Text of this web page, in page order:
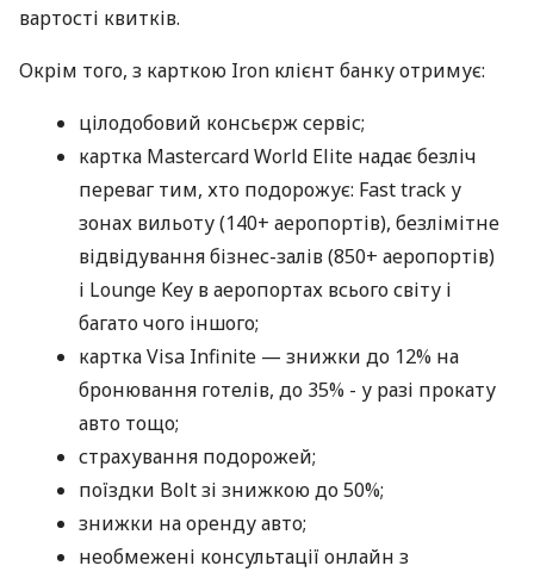
вартості квитків.
Окрім того, з карткою Iron клієнт банку отримує:
цілодобовий консьєрж сервіс;
картка Mastercard World Elite надає безліч
переваг тим, хто подорожує: Fast track у
зонах вильоту (140+ аеропортів), безлімітне
відвідування бізнес-залів (850+ аеропортів)
і Lounge Key в аеропортах всього світу і
багато чого іншого;
картка Visa Infinite — знижки до 12% на
бронювання готелів, до 35% - у разі прокату
авто тощо;
страхування подорожей;
поїздки Bolt зі знижкою до 50%;
знижки на оренду авто;
необмежені консультації онлайн з